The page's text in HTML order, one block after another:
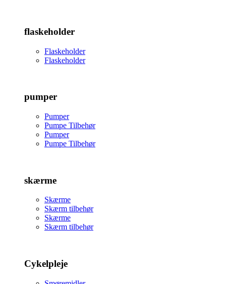
flaskeholder
Flaskeholder
Flaskeholder
pumper
Pumper
Pumpe Tilbehør
Pumper
Pumpe Tilbehør
skærme
Skærme
Skærm tilbehør
Skærme
Skærm tilbehør
Cykelpleje